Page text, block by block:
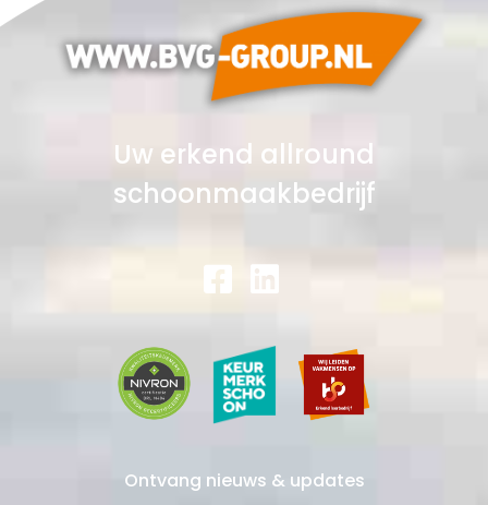
Uw erkend allround
schoonmaakbedrijf
Ontvang nieuws & updates